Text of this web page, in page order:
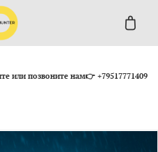
или позвоните нам👉 +79517771409